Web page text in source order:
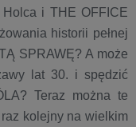
Holca i THE OFFICE
historii pełnej
SPRAWĘ? A może
lat 30. i spędzić
Teraz można te
kolejny na wielkim